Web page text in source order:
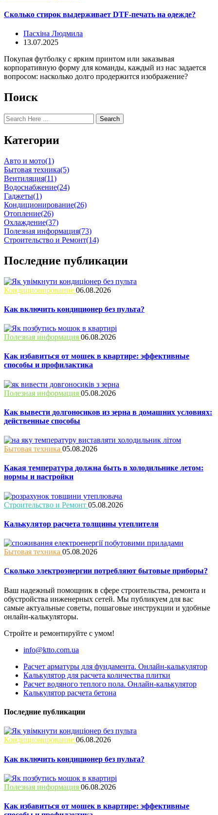
Сколько стирок выдерживает DTF-печать на одежде?
Пасхіна Людмила
13.07.2025
Покупая футболку с ярким принтом или заказывая
корпоративную форму для команды, каждый из нас задается
вопросом: насколько долго продержится изображение?
Поиск
Search
Категории
Авто и мото(1)
Бытовая техника(5)
Вентиляция(11)
Водоснабжение(24)
Гаджеты(1)
Кондиционирование(26)
Отопление(26)
Охлаждение(37)
Полезная информация(73)
Строительство и Ремонт(14)
Последние публикации
Кондиционирование 06.08.2026
Как включить кондиционер без пульта?
Полезная информация 06.08.2026
Как избавиться от мошек в квартире: эффективные
способы и профилактика
Полезная информация 05.08.2026
Как вывести долгоносиков из зерна в домашних условиях:
действенные способы
Бытовая техника 05.08.2026
Какая температура должна быть в холодильнике летом:
нормы и настройки
Строительство и Ремонт 05.08.2026
Калькулятор расчета толщины утеплителя
Бытовая техника 05.08.2026
Сколько электроэнергии потребляют бытовые приборы?
Ваш надежный помощник в сфере строительства, ремонта и
обустройства инженерных сетей. Мы публикуем для вас
самые актуальные советы, пошаговые инструкции и удобные
онлайн-калькуляторы.
Стройте и ремонтируйте с умом!
info@ktto.com.ua
Расчет арматуры для фундамента. Онлайн-калькулятор
Калькулятор для расчета количества плитки
Расчет водяного теплого пола. Онлайн-калькулятор
Калькулятор расчета бетона
Последние публикации
Кондиционирование 06.08.2026
Как включить кондиционер без пульта?
Полезная информация 06.08.2026
Как избавиться от мошек в квартире: эффективные